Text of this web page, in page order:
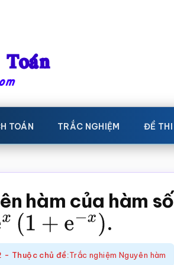
TOÁN TRẮC NGHIỆM ĐỀ THI
hàm của hàm số
+ e− x) .
- Thuộc chủ đề:Trắc nghiệm Nguyên hàm